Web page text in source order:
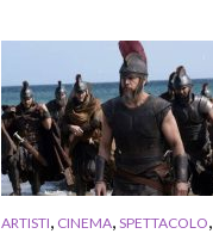
ARTISTI, CINEMA, SPETTACOLO,